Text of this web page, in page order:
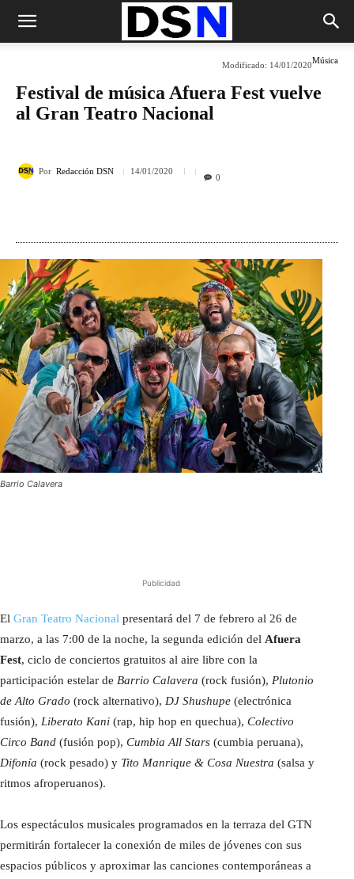
Música
Modificado: 14/01/2020
Festival de música Afuera Fest vuelve
al Gran Teatro Nacional
Por Redacción DSN 14/01/2020
0
Barrio Calavera
Publicidad
El Gran Teatro Nacional presentará del 7 de febrero al 26 de
marzo, a las 7:00 de la noche, la segunda edición del Afuera
Fest, ciclo de conciertos gratuitos al aire libre con la
participación estelar de Barrio Calavera (rock fusión), Plutonio
de Alto Grado (rock alternativo), DJ Shushupe (electrónica
fusión), Liberato Kani (rap, hip hop en quechua), Colectivo
Circo Band (fusión pop), Cumbia All Stars (cumbia peruana),
Difonía (rock pesado) y Tito Manrique & Cosa Nuestra (salsa y
ritmos afroperuanos).
Los espectáculos musicales programados en la terraza del GTN
permitirán fortalecer la conexión de miles de jóvenes con sus
espacios públicos y aproximar las canciones contemporáneas a